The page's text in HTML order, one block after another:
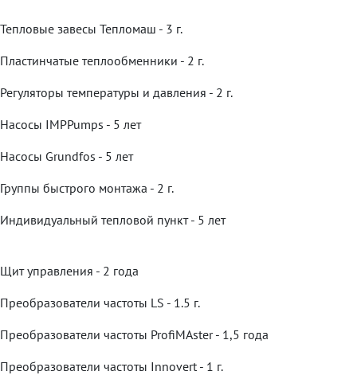
Тепловые завесы Тепломаш - 3 г.
Пластинчатые теплообменники - 2 г.
Регуляторы температуры и давления - 2 г.
Насосы IMPPumps - 5 лет
Насосы Grundfos - 5 лет
Группы быстрого монтажа - 2 г.
Индивидуальный тепловой пункт - 5 лет
Щит управления - 2 года
Преобразователи частоты LS - 1.5 г.
Преобразователи частоты ProfiMAster - 1,5 года
Преобразователи частоты Innovert - 1 г.